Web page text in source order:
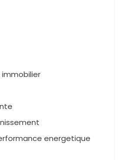
energetique